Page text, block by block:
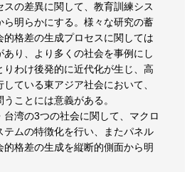
の差異に関して、教育訓練シス
ら明らかにする。様々な研究の蓄
格差の生成プロセスに関しては
り、より多くの社会を事例にし
りわけ後発的に近代化が生じ、高
ている東アジア社会において、
ことには意義がある。
湾の3つの社会に関して、マクロ
ムの特徴化を行い、またパネル
格差の生成を縦断的側面から明